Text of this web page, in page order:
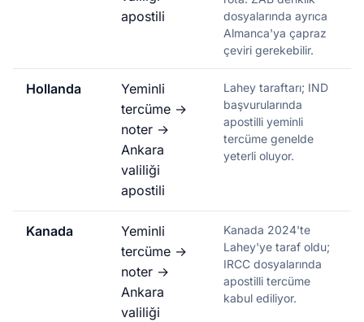
apostili
dosyalarında ayrıca
Almanca'ya çapraz
çeviri gerekebilir.
Hollanda
Yeminli
tercüme →
noter →
Ankara
valiliği
apostili
Lahey taraftarı; IND
başvurularında
apostilli yeminli
tercüme genelde
yeterli oluyor.
Kanada
Yeminli
tercüme →
noter →
Ankara
valiliği
Kanada 2024'te
Lahey'ye taraf oldu;
IRCC dosyalarında
apostilli tercüme
kabul ediliyor.